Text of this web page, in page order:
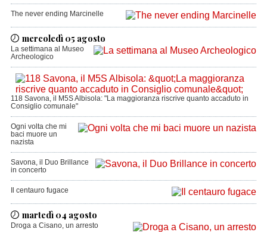
The never ending Marcinelle
mercoledì 05 agosto
La settimana al Museo
Archeologico
118 Savona, il M5S Albisola: "La maggioranza riscrive quanto accaduto in
Consiglio comunale"
Ogni volta che mi
baci muore un
nazista
Savona, il Duo Brillance
in concerto
Il centauro fugace
martedì 04 agosto
Droga a Cisano, un arresto